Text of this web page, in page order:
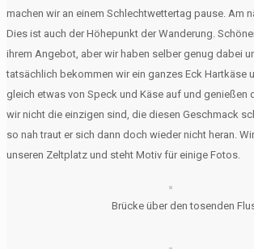
machen wir an einem Schlechtwettertag pause. Am
Dies ist auch der Höhepunkt der Wanderung.
ihrem Angebot, aber wir haben selber genug dabei
tatsächlich bekommen wir ein ganzes Eck Hartkäse
gleich etwas von Speck und Käse auf und
wir nicht die einzigen sind, die diesen Geschmack
so nah traut er sich dann doch wieder nicht heran.
unseren Zeltplatz und steht Motiv für einige Fotos.
Brücke über den tosenden